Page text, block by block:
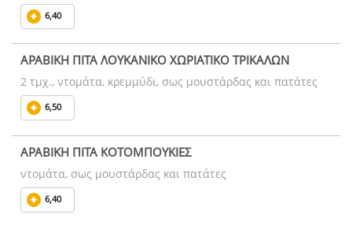
6,40
ΑΡΑΒΙΚΗ ΠΙΤΑ ΛΟΥΚΑΝΙΚΟ ΧΩΡΙΑΤΙΚΟ ΤΡΙΚΑΛΩΝ
2 τμχ., ντομάτα, κρεμμύδι, σως μουστάρδας και πατάτες
6,50
ΑΡΑΒΙΚΗ ΠΙΤΑ ΚΟΤΟΜΠΟΥΚΙΕΣ
ντομάτα, σως μουστάρδας και πατάτες
6,40